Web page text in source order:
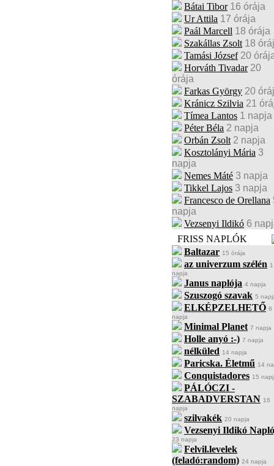
Bátai Tibor 16 órája
Ur Attila 17 órája
Paál Marcell 18 órája
Szakállas Zsolt 18
Tamási József 20
Horváth Tivadar 20
órája
Farkas György 20
Kránicz Szilvia 21
Tímea Lantos 1 napja
Péter Béla 2 napja
Orbán Zsolt 2 napja
Kosztolányi Mária 3
napja
Nemes Máté 3 napja
Tikkel Lajos 3 napja
Francesco de Orellana
napja
Vezsenyi Ildikó 6
FRISS NAPLÓK
Baltazar 15 órája
az univerzum szélén 1
napja
Janus naplója 4 napja
Szuszogó szavak 5
ELKÉPZELHETŐ 6
napja
Minimal Planet 7 napja
Holle anyó :-) 7 napja
nélküled 14 napja
Paricska. Életmű 14
Conquistadores 15
PÁLÓCZI -
SZABADVERSTAN 16
napja
szilvakék 20 napja
Vezsenyi Ildikó
23 napja
Felvil.levelek
(feladó:random) 24 napja